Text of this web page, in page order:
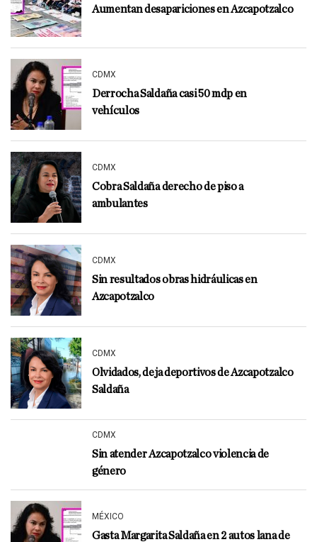
Aumentan desapariciones en Azcapotzalco
CDMX
Derrocha Saldaña casi 50 mdp en
vehículos
CDMX
Cobra Saldaña derecho de piso a
ambulantes
CDMX
Sin resultados obras hidráulicas en
Azcapotzalco
CDMX
Olvidados, deja deportivos de Azcapotzalco
Saldaña
CDMX
Sin atender Azcapotzalco violencia de
género
MÉXICO
Gasta Margarita Saldaña en 2 autos lana de